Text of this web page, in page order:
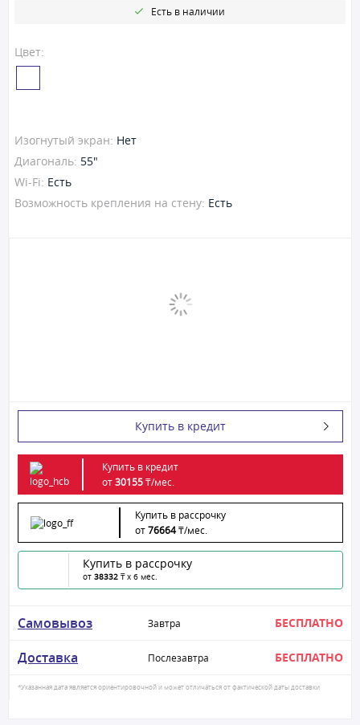
Цвет:
Есть в наличии
Изогнутый экран: Нет
Диагональ: 55"
Wi-Fi: Есть
Возможность крепления на стену: Есть
Купить в кредит
Купить в кредит
от30155₸/мес.
Купить в рассрочку
от76664₸/мес.
Купить в рассрочку
от 38332 ₸ x 6 мес.
Самовывоз Завтра БЕСПЛАТНО
Доставка Послезавтра БЕСПЛАТНО
*Указанная дата является ориентировочной и может отличаться от фактической даты доставки